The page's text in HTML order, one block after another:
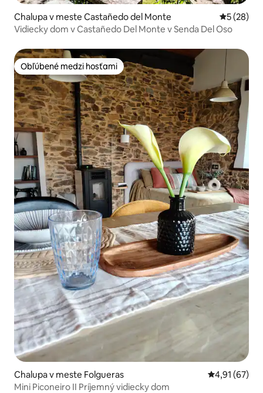
Chalupa v meste Castañedo del Monte
5 (28)
Vidiecky dom v Castañedo Del Monte v Senda Del Oso
Obľúbené medzi hosťami
Obľúbené medzi hosťami
Chalupa v meste Folgueras Priemerné
4,91 (67)
Mini Piconeiro II Príjemný vidiecky dom